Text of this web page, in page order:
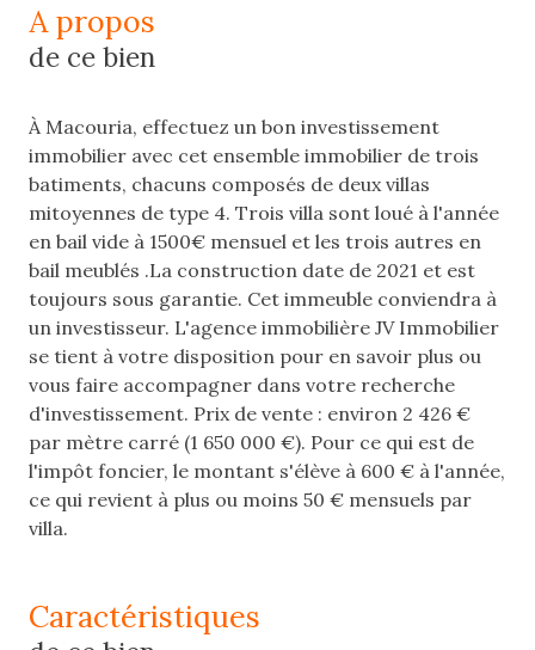
a propos
de ce bien
À Macouria, effectuez un bon investissement
immobilier avec cet ensemble immobilier de trois
batiments, chacuns composés de deux villas
mitoyennes de type 4. Trois villa sont loué à l'année
en bail vide à 1500€ mensuel et les trois autres en
bail meublés .La construction date de 2021 et est
toujours sous garantie. Cet immeuble conviendra à
un investisseur. L'agence immobilière JV Immobilier
se tient à votre disposition pour en savoir plus ou
vous faire accompagner dans votre recherche
d'investissement. Prix de vente : environ 2 426 €
par mètre carré (1 650 000 €). Pour ce qui est de
l'impôt foncier, le montant s'élève à 600 € à l'année,
ce qui revient à plus ou moins 50 € mensuels par
villa.
caractéristiques